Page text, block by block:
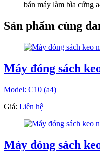
bán máy làm bìa cứng
Sản phẩm cùng
Máy đóng sách
Model: C10 (a4)
Giá: Liên hệ
Máy đóng sách